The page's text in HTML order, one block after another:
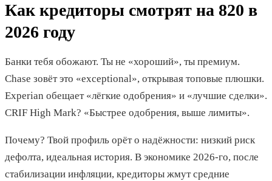
Как кредиторы смотрят на 820 в
2026 году
Банки тебя обожают. Ты не «хороший», ты премиум.
Chase зовёт это «exceptional», открывая топовые плюшки.
Experian обещает «лёгкие одобрения» и «лучшие сделки».
CRIF High Mark? «Быстрее одобрения, выше лимиты».
Почему? Твой профиль орёт о надёжности: низкий риск
дефолта, идеальная история. В экономике 2026-го, после
стабилизации инфляции, кредиторы жмут средние